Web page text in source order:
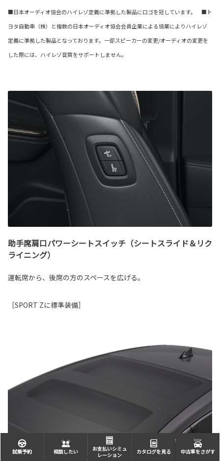
■日本オーディオ協会のハイレゾ定義に準拠した製品にロゴを冠しています。 ■ト
ヨタ自動車（株）と複数の日本オーディオ協会会員企業による協業によりハイレゾ
定義に準拠した製品となっております。一部スピーカーの変更/オーディオの変更を
した際には、ハイレゾ音質をサポートしません。
助手席肩口パワーシートスイッチ（シートスライド＆リク
ライニング）
運転席から、後席の方のスペースを広げる。
［SPORT Zに標準装備］
試乗予約 相談したい
お支払いシミュ
レーション
カタログを見る 中古車をさがす